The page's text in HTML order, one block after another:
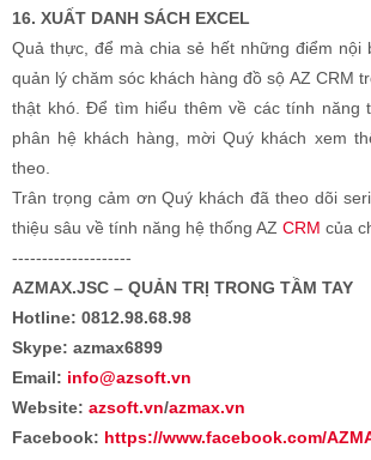
16. XUẤT DANH SÁCH EXCEL
Quả thực, để mà chia sẻ hết những điểm nội
quản lý chăm sóc khách hàng đồ sộ AZ CRM
thật khó. Để tìm hiểu thêm về các tính năng
phân hệ khách hàng, mời Quý khách xem
theo.
Trân trọng cảm ơn Quý khách đã theo dõi
thiệu sâu về tính năng hệ thống AZ CRM của
--------------------
AZMAX.JSC – QUẢN TRỊ TRONG TẦM TAY
Hotline: 0812.98.68.98
Skype: azmax6899
Email: info@azsoft.vn
Website: azsoft.vn/azmax.vn
Facebook: https://www.facebook.com/